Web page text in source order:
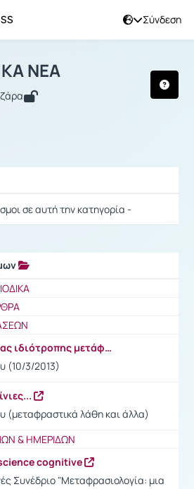
Σύνδεση
ΝΕΑ
ΝΕΑ
σε αυτή την κατηγορία -
Οι Τιμπώ, κριτική μιας ιδιότροπης μετάφρασης
(10/3/2013)
(μεταφραστικά λάθη και άλλα)
& ΗΜΕΡΙΔΩΝ
cognitive
Συνέδριο "Μεταφρασιολογία: μια